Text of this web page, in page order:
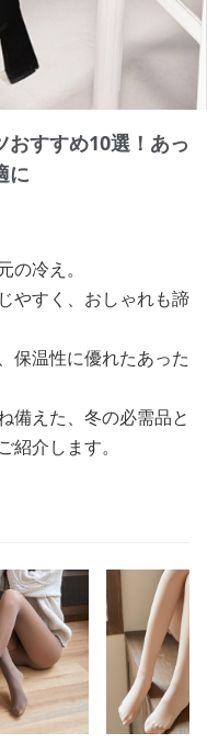
すすめ10選！あっ
に
冷え。
やすく、おしゃれも諦
保温性に優れたあった
備えた、冬の必需品と
介します。